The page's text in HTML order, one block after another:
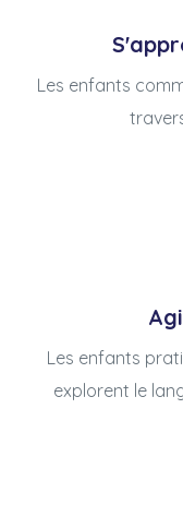
Les enfants
Les enfants
explorent le